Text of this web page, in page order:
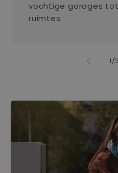
vochtige garages
ruimtes.
1/3